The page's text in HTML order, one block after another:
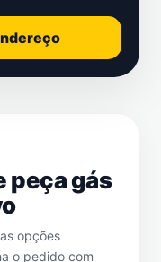
peça gás
opções
o pedido com